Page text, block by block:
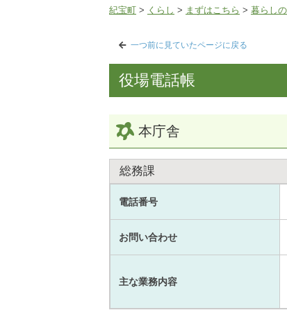
紀宝町 > くらし > まずはこちら > 暮らし
一つ前に見ていたページに戻る
役場電話帳
本庁舎
総務課
電話番号
お問い合わせ
主な業務内容